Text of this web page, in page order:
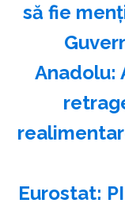
să fie
Anadolu:
Eurostat: